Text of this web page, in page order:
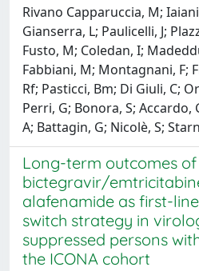
Rivano Capparuccia, M;
Gianserra, L; Paulicelli, J;
Fusto, M; Coledan, I;
Fabbiani, M; Montagnani, F;
Rf; Pasticci, Bm; Di Giuli, C;
Perri, G; Bonora, S; Accardo,
A; Battagin, G; Nicolè, S;
Long-term outcomes of
bictegravir/
alafenamide as first-
switch strategy in
suppressed persons
the ICONA cohort